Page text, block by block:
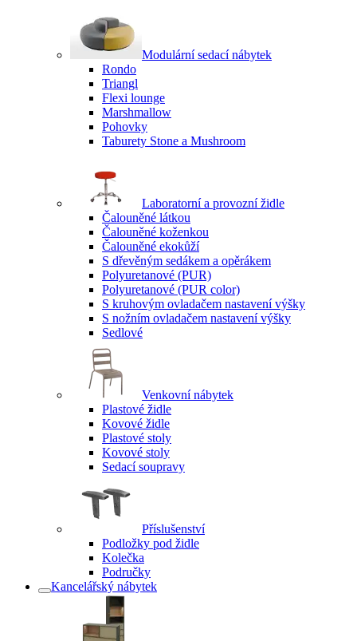
Modulární sedací nábytek
Rondo
Triangl
Flexi lounge
Marshmallow
Pohovky
Taburety Stone a Mushroom
Laboratorní a provozní židle
Čalouněné látkou
Čalouněné koženkou
Čalouněné ekokůží
S dřevěným sedákem a opěrákem
Polyuretanové (PUR)
Polyuretanové (PUR color)
S kruhovým ovladačem nastavení výšky
S nožním ovladačem nastavení výšky
Sedlové
Venkovní nábytek
Plastové židle
Kovové židle
Plastové stoly
Kovové stoly
Sedací soupravy
Příslušenství
Podložky pod židle
Kolečka
Područky
Kancelářský nábytek